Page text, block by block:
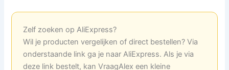
Zelf zoeken op AliExpress?
Wil je producten vergelijken of direct bestellen? Via
onderstaande link ga je naar AliExpress. Als je via
deze link bestelt, kan VraagAlex een kleine